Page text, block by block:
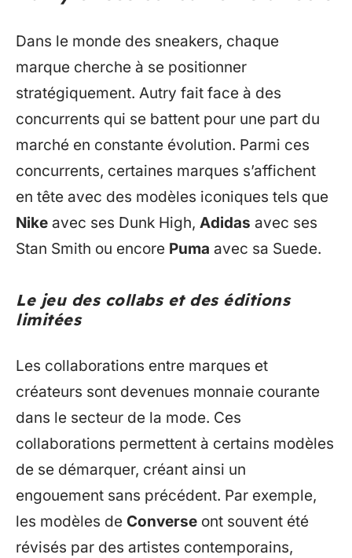
Dans le monde des sneakers, chaque
marque cherche à se positionner
stratégiquement. Autry fait face à des
concurrents qui se battent pour une part du
marché en constante évolution. Parmi ces
concurrents, certaines marques s’affichent
en tête avec des modèles iconiques tels que
Nike avec ses Dunk High, Adidas avec ses
Stan Smith ou encore Puma avec sa Suede.
Le jeu des collabs et des éditions
limitées
Les collaborations entre marques et
créateurs sont devenues monnaie courante
dans le secteur de la mode. Ces
collaborations permettent à certains modèles
de se démarquer, créant ainsi un
engouement sans précédent. Par exemple,
les modèles de Converse ont souvent été
révisés par des artistes contemporains,